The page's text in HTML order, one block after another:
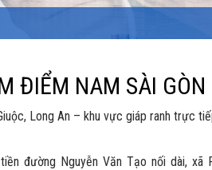
ĐIỂM NAM SÀI GÒN
Long An – khu vực giáp ranh trực
đường Nguyễn Văn Tạo nối dài, xã